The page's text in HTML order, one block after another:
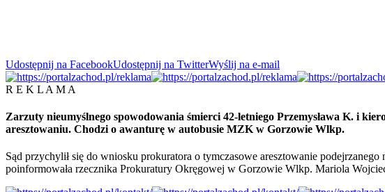
Udostępnij na FacebookUdostępnij na TwitterWyślij na e-mail
R E K L A M A
Zarzuty nieumyślnego spowodowania śmierci 42-letniego Przemysława K. i
aresztowaniu. Chodzi o awanturę w autobusie MZK w Gorzowie Wlkp.
Sąd przychylił się do wniosku prokuratora o tymczasowe aresztowanie
poinformowała rzecznika Prokuratury Okręgowej w Gorzowie Wlkp. Mariola